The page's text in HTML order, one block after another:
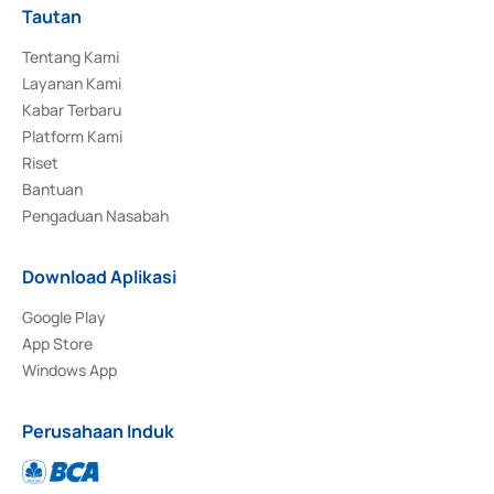
Tautan
Tentang Kami
Layanan Kami
Kabar Terbaru
Platform Kami
Riset
Bantuan
Pengaduan Nasabah
Download Aplikasi
Google Play
App Store
Windows App
Perusahaan Induk